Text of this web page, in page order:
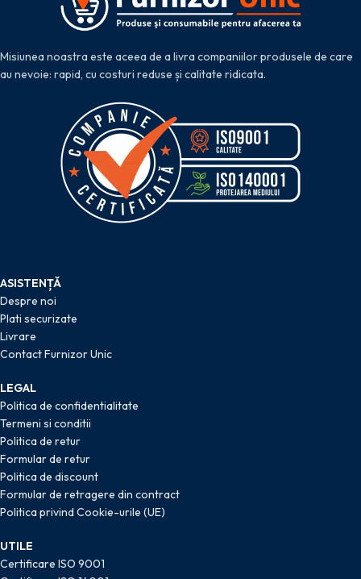
Misiunea noastra este aceea de a livra companiilor produsele de care
au nevoie: rapid, cu costuri reduse și calitate ridicata.
ASISTENȚĂ
Despre noi
Plati securizate
Livrare
Contact Furnizor Unic
LEGAL
Politica de confidentialitate
Termeni si conditii
Politica de retur
Formular de retur
Politica de discount
Formular de retragere din contract
Politica privind Cookie-urile (UE)
UTILE
Certificare ISO 9001